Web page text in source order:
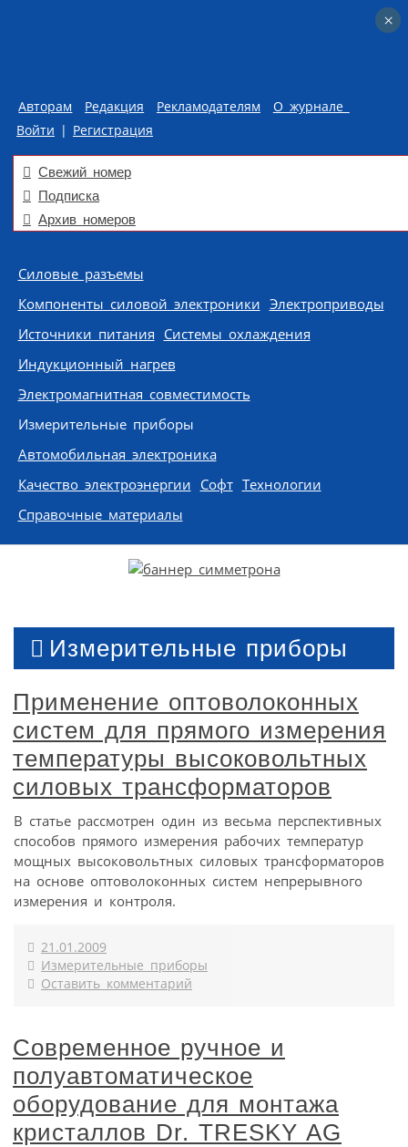
Авторам Редакция Рекламодателям
О журнале
Войти | Регистрация
Свежий номер
Подписка
Архив номеров
Skip to content
Силовые разъемы
Компоненты силовой электроники Электроприводы
Источники питания Системы охлаждения
Индукционный нагрев
Электромагнитная совместимость
Измерительные приборы
Автомобильная электроника
Качество электроэнергии Софт Технологии
Справочные материалы
Измерительные приборы
Применение оптоволоконных
систем для прямого измерения
температуры высоковольтных
силовых трансформаторов
В статье рассмотрен один из весьма перспективных
способов прямого измерения рабочих температур
мощных высоковольтных силовых трансформаторов
на основе оптоволоконных систем непрерывного
измерения и контроля.
21.01.2009
Измерительные приборы
Оставить комментарий
Современное ручное и
полуавтоматическое
оборудование для монтажа
кристаллов Dr. TRESKY AG
×
×